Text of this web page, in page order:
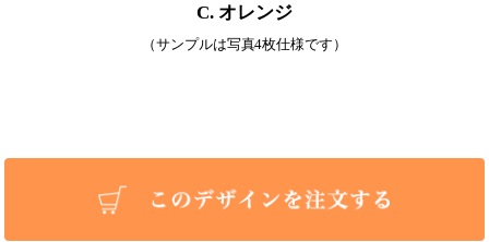
C. オレンジ
（サンプルは写真4枚仕様です）